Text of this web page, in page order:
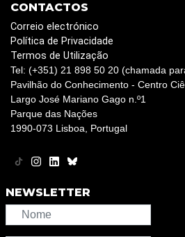
CONTACTOS
Correio electrónico
Política de Privacidade
Termos de Utilização
Tel: (+351) 21 898 50 20 (chamada
Pavilhão do Conhecimento - Centro
Largo José Mariano Gago n.º1
Parque das Nações
1990-073 Lisboa, Portugal
NEWSLETTER